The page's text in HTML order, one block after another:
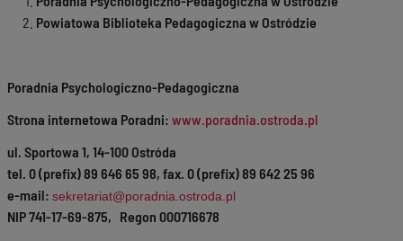
Powiatowa Biblioteka Pedagogiczna w Ostródzie
Poradnia Psychologiczno-Pedagogiczna
Strona internetowa Poradni: www.poradnia.ostroda.pl
ul. Sportowa 1, 14-100 Ostróda
tel. 0 (prefix) 89 646 65 98, fax. 0 (prefix) 89 642 25 96
e-mail: sekretariat@poradnia.ostroda.pl
NIP 741-17-69-875, Regon 000716678